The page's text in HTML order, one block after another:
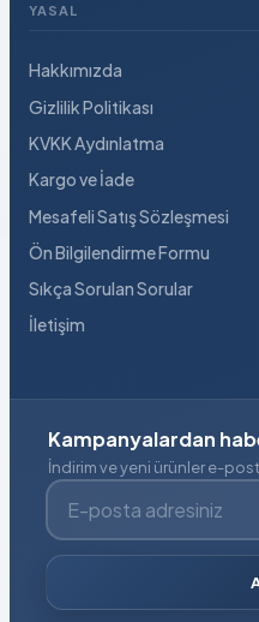
YASAL
Hakkımızda
Gizlilik Politikası
KVKK Aydınlatma
Kargo ve İade
Mesafeli Satış Sözleşmesi
Ön Bilgilendirme Formu
Sıkça Sorulan Sorular
İletişim
Kampanyalardan
İndirim ve yeni ürünler e-
E-posta adresiniz